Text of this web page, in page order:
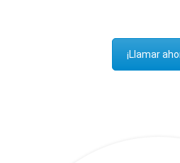
¡Llamar